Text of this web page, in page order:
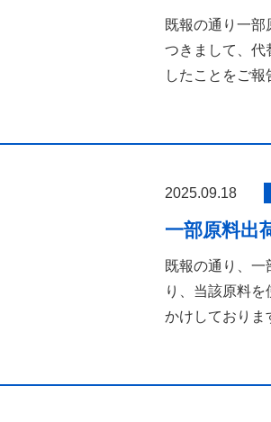
既報の通り一
つきまして、代
したことをご報
2025.09.18
一部原料出
既報の通り、
り、当該原料
かけしておりま